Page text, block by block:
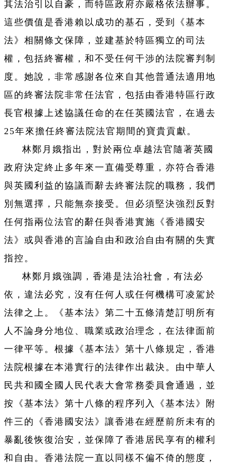
其法治引以自豪，而特區政府亦嚴格依法辦事。
這些價值是香港賴以成功的基石，受到《基本
法》相關條文保障，並建基於特區獨立的司法
權，包括終審權，和不受任何干涉的法院審判制
度。她說，非常感謝各位來自其他普通法適用地
區的終審法院非常任法官，包括由香港特區行政
長官根據上述協議任命的在任英國法官，在過去
25年來擔任終審法院法官期間的寶貴貢獻。
林鄭月娥指出，對於兩位卓越法官隨著英國
政府決定終止多年來一直備受尊重，亦符合香港
與英國利益的協議而辭去終審法院的職務，我們
別無選擇，只能無奈接受。但必須堅決強烈反對
任何指兩位法官的辭任與香港實施《香港國安
法》或與香港的言論自由和政治自由有關的失實
指控。
林鄭月娥強調，香港是法治社會，有法必
依，違法必究，沒有任何人或任何機構可凌駕於
法律之上。《基本法》第二十五條清楚訂明所有
人不論身分地位、職業或政治理念，在法律面前
一律平等。根據《基本法》第十八條規定，香港
法院根據在本港實行的法律作出裁決。由中華人
民共和國全國人民代表大會常務委員會通過，並
按《基本法》第十八條的程序列入《基本法》附
件三的《香港國安法》讓香港在經歷前所未有的
暴亂後恢復治安，並保障了香港居民享有的權利
和自由。香港法院一直以同樣不偏不倚的態度，